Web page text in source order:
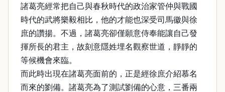
諸葛亮經常把自己與春秋時代的政治家管仲與戰國
時代的武將樂毅相比，他的才能也深受司馬徽與徐
庶的讚揚。不過，諸葛亮卻僅願意侍奉能讓自己發
揮所長的君主，故刻意隱姓埋名觀察世道，靜靜的
等候機會來臨。
而此時出現在諸葛亮面前的，正是經徐庶介紹慕名
而來的劉備。諸葛亮為了測試劉備的心意，三番兩